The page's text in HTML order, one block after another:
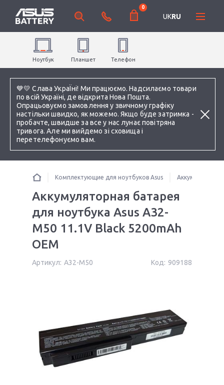
💙💛 Слава УкраЇні! Ми працюємо. Надсилаємо товари
по всій Україні, де відкрита Нова Пошта.
Опрацьовуємо замовлення у звичному графіку
настільки швидко, як можемо. Якщо буде затримка -
пробачте, швидше за все у нас лунає повітряна
тривога. Але ми вийдемо зі сховища і
перетелефонуємо вам.
0
UKRU
Ноутбук Планшет Телефон
Комплектующие для ноутбуков Asus Аккумуляторы
Аккумуляторная батарея
для ноутбука Asus A32-
M50 11.1V Black 5200mAh
OEM
Артикул: A32-M50 Код: 909188